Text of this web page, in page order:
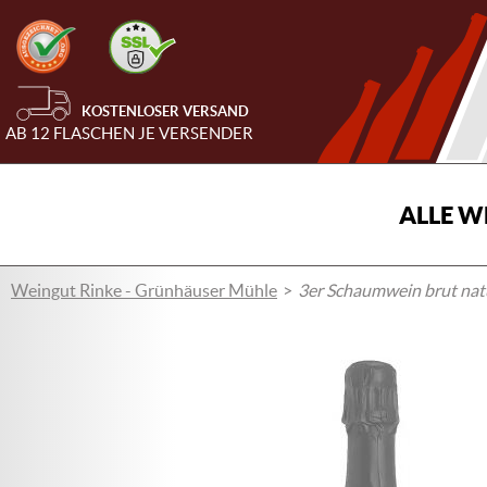
KOSTENLOSER VERSAND
AB 12 FLASCHEN JE VERSENDER
ALLE
Weingut Rinke - Grünhäuser Mühle 3er Schaumwein brut